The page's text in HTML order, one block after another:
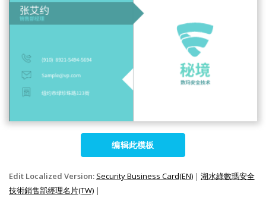
编辑此模板
Edit Localized Version: Security Business Card(EN) | 湖水綠數瑪安全
技術銷售部經理名片(TW) |